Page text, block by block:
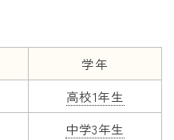
学年
高校1年生
中学3年生